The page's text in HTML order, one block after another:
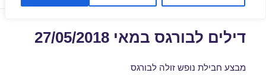
דילים לבורגס במאי 27/05/2018
מבצע חבילת נופש זולה לבורגס